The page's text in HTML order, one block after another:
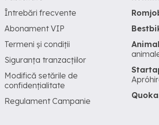
Întrebări frecvente
Abonament VIP
Termeni și condiții
Siguranța tranzacțiilor
Modifică setările de
confidențialitate
Regulament Campanie